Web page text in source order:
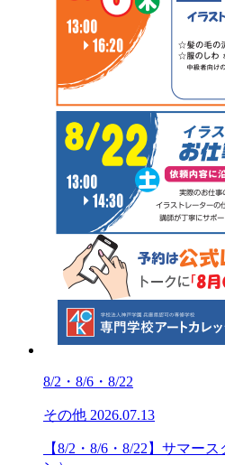
8/2・8/6・8/22
その他 2026.07.13
【8/2・8/6・8/22】サマー